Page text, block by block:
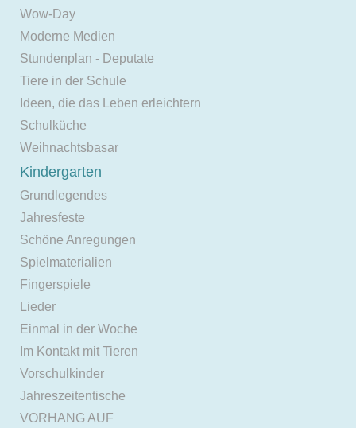
Wow-Day
Moderne Medien
Stundenplan - Deputate
Tiere in der Schule
Ideen, die das Leben erleichtern
Schulküche
Weihnachtsbasar
Kindergarten
Grundlegendes
Jahresfeste
Schöne Anregungen
Spielmaterialien
Fingerspiele
Lieder
Einmal in der Woche
Im Kontakt mit Tieren
Vorschulkinder
Jahreszeitentische
VORHANG AUF